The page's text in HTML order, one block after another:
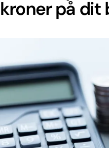
kroner på dit